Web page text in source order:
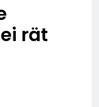
rät